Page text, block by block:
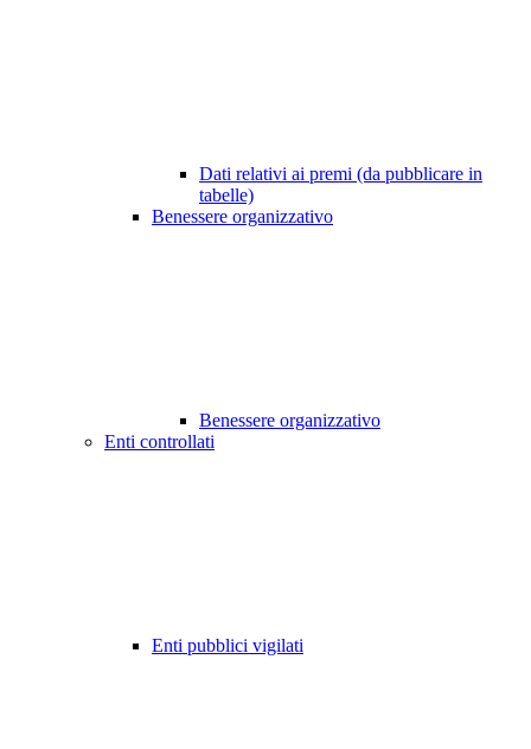
Dati relativi ai premi (da pubblicare in
tabelle)
Benessere organizzativo
Benessere organizzativo
Enti controllati
Enti pubblici vigilati